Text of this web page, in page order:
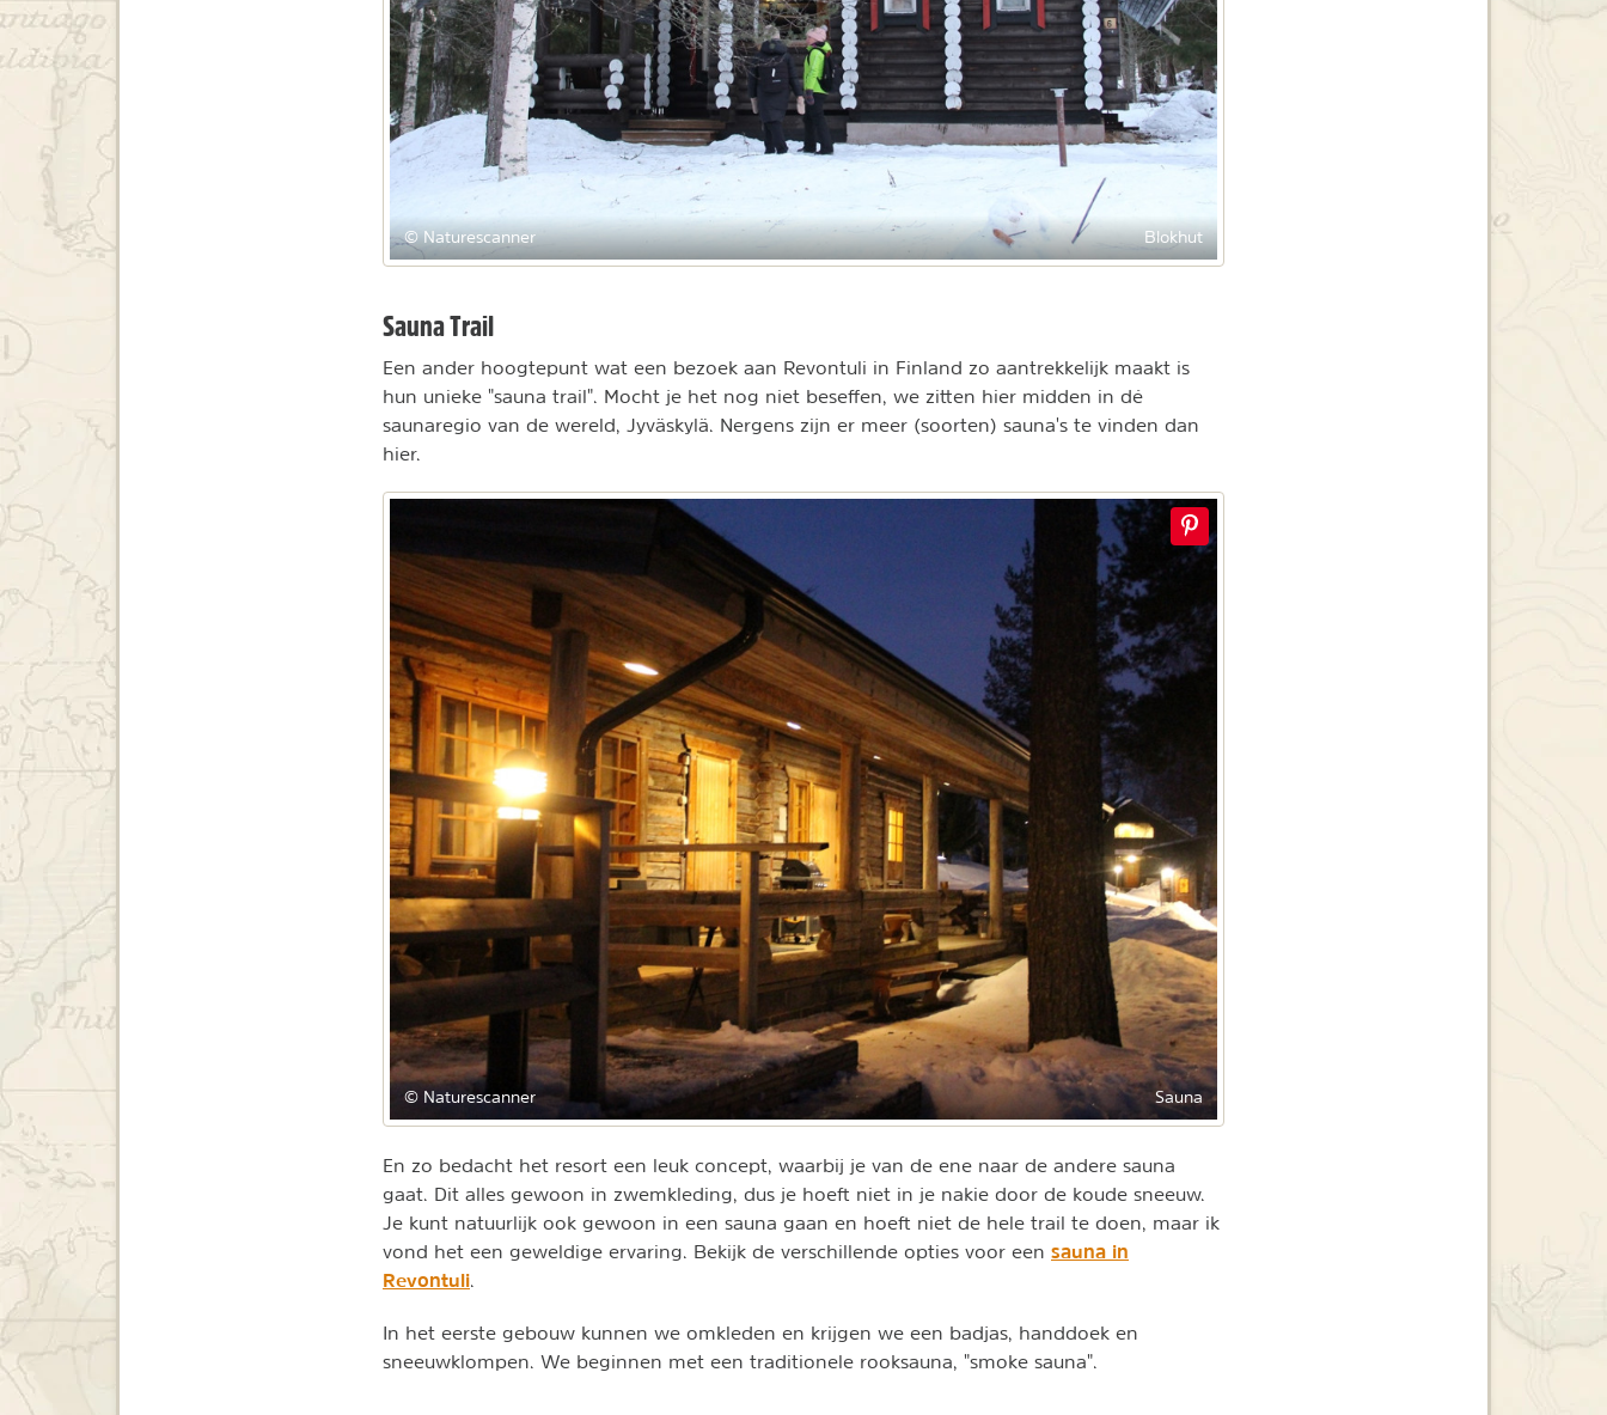
© Naturescanner Blokhut
Sauna Trail
Een ander hoogtepunt wat een bezoek aan Revontuli in Finland zo aantrekkelijk maakt is
hun unieke "sauna trail". Mocht je het nog niet beseffen, we zitten hier midden in dé
saunaregio van de wereld, Jyväskylä. Nergens zijn er meer (soorten) sauna's te vinden dan
hier.
© Naturescanner Sauna
En zo bedacht het resort een leuk concept, waarbij je van de ene naar de andere sauna
gaat. Dit alles gewoon in zwemkleding, dus je hoeft niet in je nakie door de koude sneeuw.
Je kunt natuurlijk ook gewoon in een sauna gaan en hoeft niet de hele trail te doen, maar ik
vond het een geweldige ervaring. Bekijk de verschillende opties voor een sauna in
Revontuli.
In het eerste gebouw kunnen we omkleden en krijgen we een badjas, handdoek en
sneeuwklompen. We beginnen met een traditionele rooksauna, "smoke sauna".